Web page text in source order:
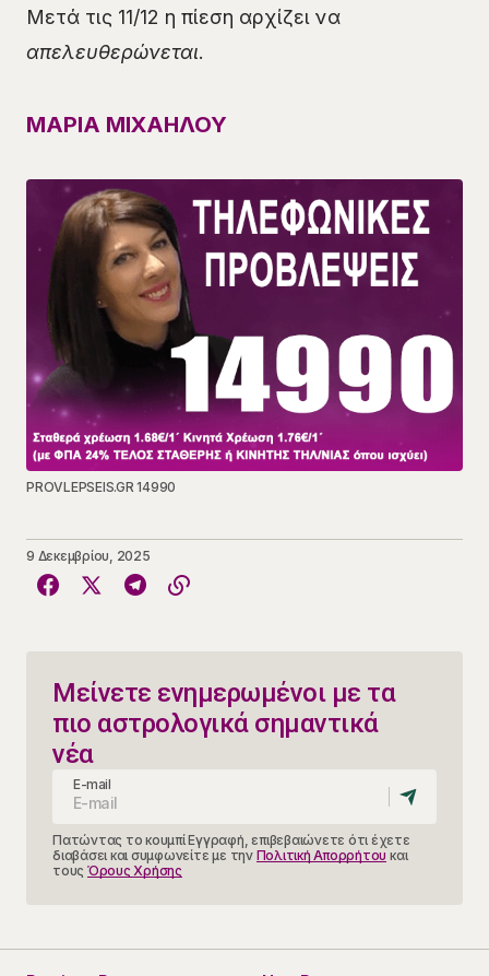
Μετά τις 11/12 η πίεση αρχίζει να
απελευθερώνεται.
ΜΑΡΙΑ ΜΙΧΑΗΛΟΥ
PROVLEPSEIS.GR 14990
9 Δεκεμβρίου, 2025
Μείνετε ενημερωμένοι με τα
πιο αστρολογικά σημαντικά
νέα
E-mail
Πατώντας το κουμπί Εγγραφή, επιβεβαιώνετε ότι έχετε
διαβάσει και συμφωνείτε με την Πολιτική Απορρήτου και
τους Όρους Χρήσης